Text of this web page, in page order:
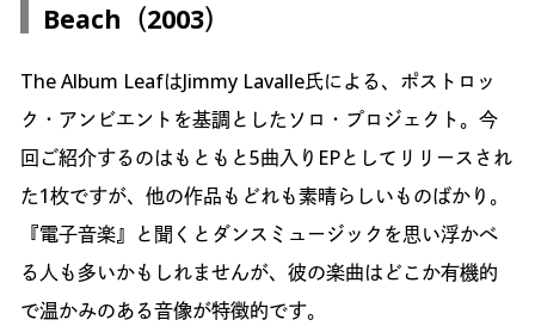
Beach（2003）
The Album LeafはJimmy Lavalle氏による、ポストロッ
ク・アンビエントを基調としたソロ・プロジェクト。今
回ご紹介するのはもともと5曲入りEPとしてリリースされ
た1枚ですが、他の作品もどれも素晴らしいものばかり。
『電子音楽』と聞くとダンスミュージックを思い浮かべ
る人も多いかもしれませんが、彼の楽曲はどこか有機的
で温かみのある音像が特徴的です。